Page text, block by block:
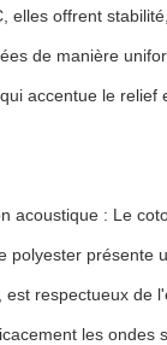
elles offrent
de manière
accentue le relief
acoustique : Le
polyester présente
est respectueux de
les ondes